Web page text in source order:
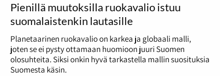
Pienillä muutoksilla ruokavalio istuu
suomalaistenkin lautasille
Planetaarinen ruokavalio on karkea ja globaali malli,
joten se ei pysty ottamaan huomioon juuri Suomen
olosuhteita. Siksi onkin hyvä tarkastella mallin suosituksia
Suomesta käsin.